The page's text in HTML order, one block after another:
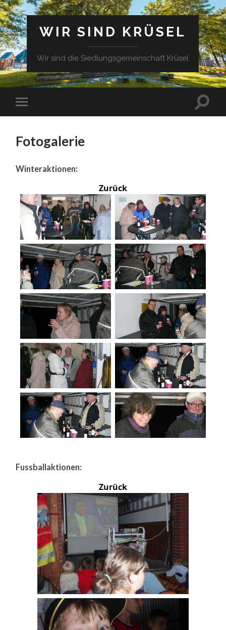
WIR SIND KRÜSEL
Wir sind die Siedlungsgemeinschaft Krüsel
Fotogalerie
Winteraktionen:
Zurück
Fussballaktionen:
Zurück